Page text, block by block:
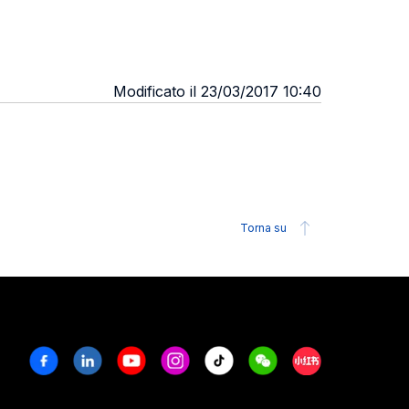
Modificato il 23/03/2017 10:40
Torna su
FacebookLinkedinYoutubeInstagram
Tiktok WeechatXiaohongshu/